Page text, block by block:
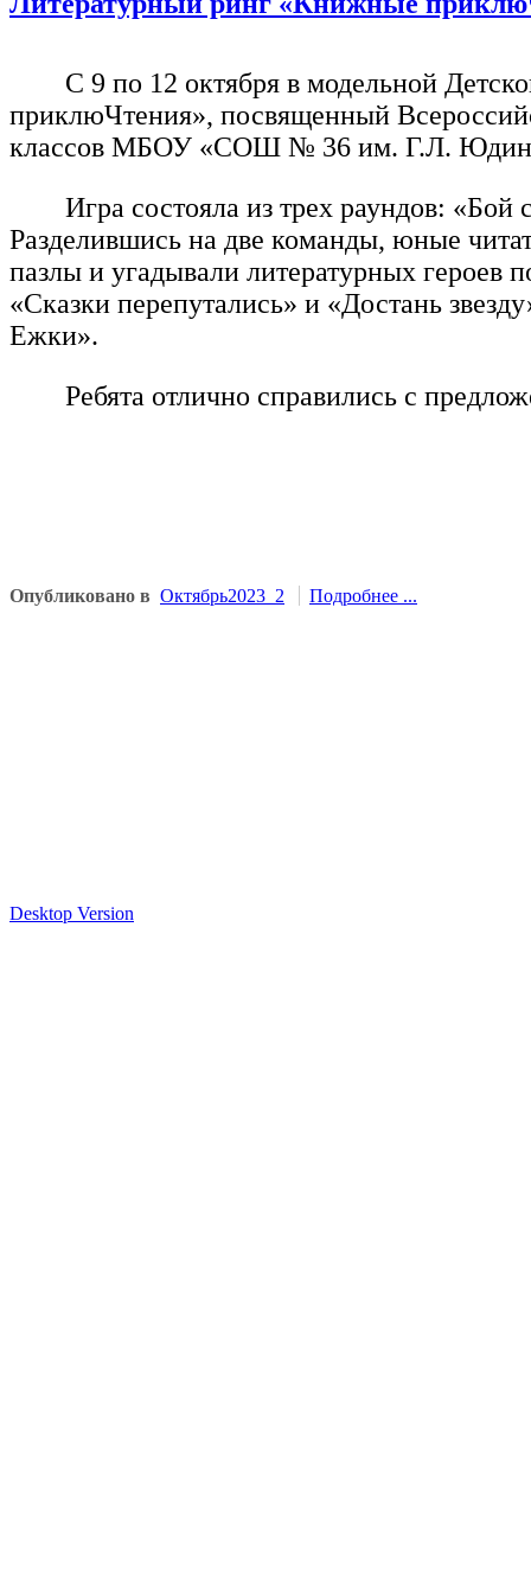
С 9 по 12 октября в модельной
приклюЧтения», посвященный
классов МБОУ «СОШ № 36 им. Г.Л.
Игра состояла из трех раундов:
Разделившись на две команды, юные
пазлы и угадывали литературных
«Сказки перепутались» и «Достань
Ежки».
Ребята отлично справились с
Опубликовано в Октябрь2023_2 Подробнее ...
Desktop Version